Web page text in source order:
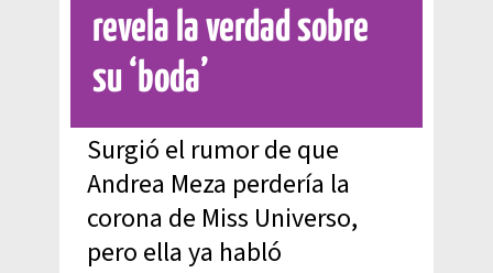
revela la verdad sobre
su ‘boda’
Surgió el rumor de que
Andrea Meza perdería la
corona de Miss Universo,
pero ella ya habló